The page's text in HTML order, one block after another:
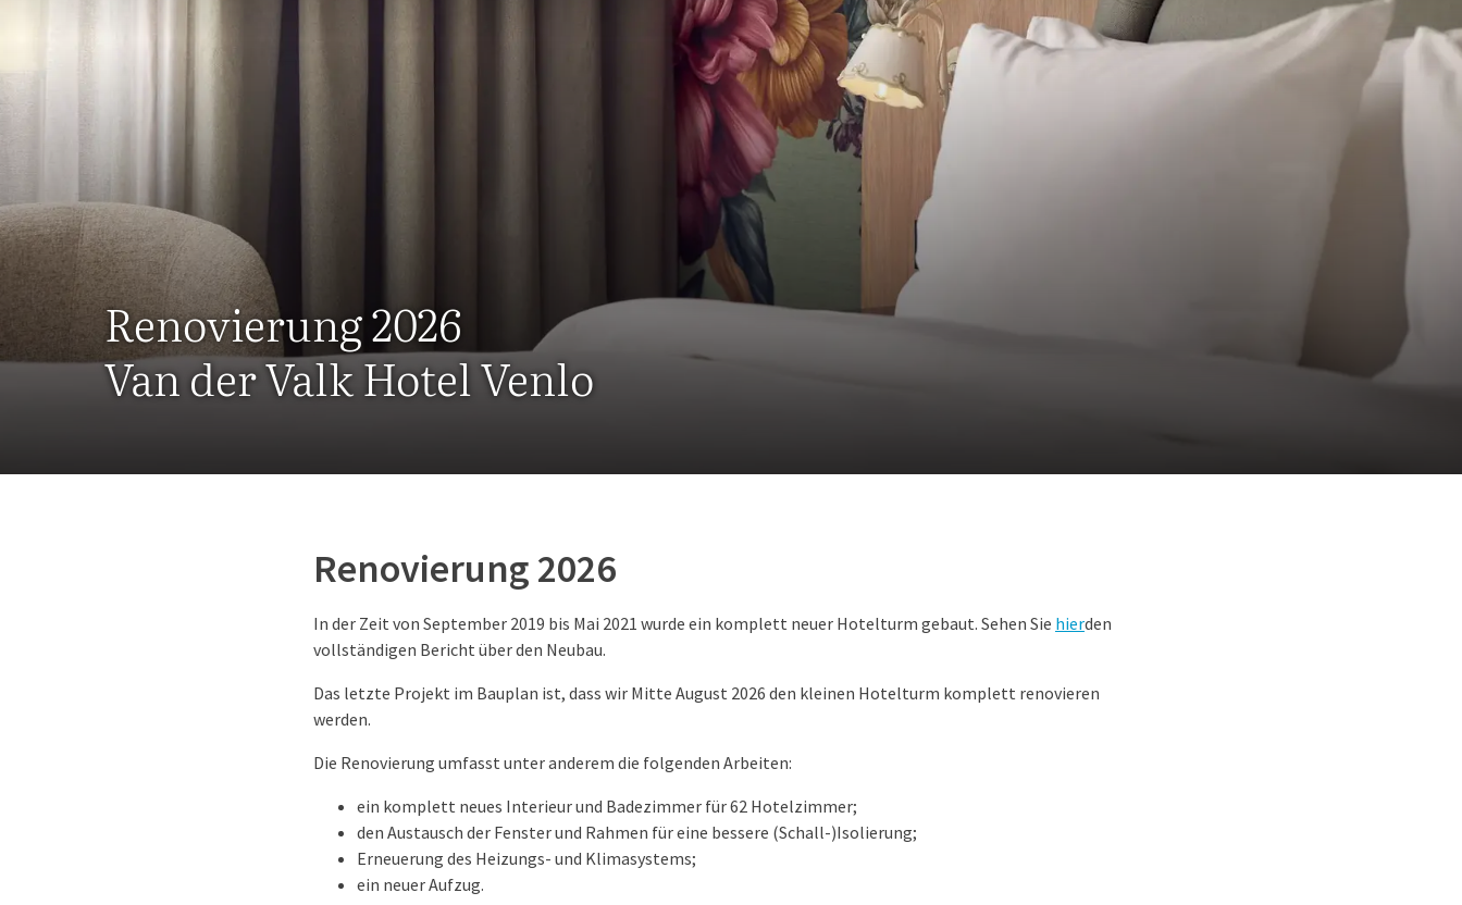
Renovierung 2026
Van der Valk Hotel Venlo
Renovierung 2026
In der Zeit von September 2019 bis Mai 2021 wurde ein komplett neuer Hotelturm gebaut. Sehen Sie hierden
vollständigen Bericht über den Neubau.
Das letzte Projekt im Bauplan ist, dass wir Mitte August 2026 den kleinen Hotelturm komplett renovieren
werden.
Die Renovierung umfasst unter anderem die folgenden Arbeiten:
ein komplett neues Interieur und Badezimmer für 62 Hotelzimmer;
den Austausch der Fenster und Rahmen für eine bessere (Schall-)Isolierung;
Erneuerung des Heizungs- und Klimasystems;
ein neuer Aufzug.